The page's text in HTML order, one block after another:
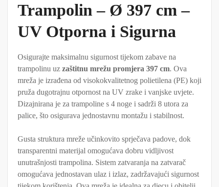
Trampolin – Ø 397 cm –
UV Otporna i Sigurna
Osigurajte maksimalnu sigurnost tijekom zabave na
trampolinu uz zaštitnu mrežu promjera 397 cm. Ova
mreža je izrađena od visokokvalitetnog polietilena (PE) koji
pruža dugotrajnu otpornost na UV zrake i vanjske uvjete.
Dizajnirana je za trampoline s 4 noge i sadrži 8 utora za
palice, što osigurava jednostavnu montažu i stabilnost.
Gusta struktura mreže učinkovito sprječava padove, dok
transparentni materijal omogućava dobru vidljivost
unutrašnjosti trampolina. Sistem zatvaranja na zatvarač
omogućava jednostavan ulaz i izlaz, zadržavajući sigurnost